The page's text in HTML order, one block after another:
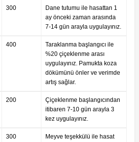
300
Dane tutumu ile hasattan 1
ay önceki zaman arasında
7-14 gün arayla uygulayınız.
400
Taraklanma başlangıcı ile
%20 çiçeklenme arası
uygulayınız. Pamukta koza
dökümünü önler ve verimde
artış sağlar.
200
Çiçeklenme başlangıcından
itibaren 7-10 gün arayla 3
kez uygulayınız.
300
Meyve teşekkülü ile hasat